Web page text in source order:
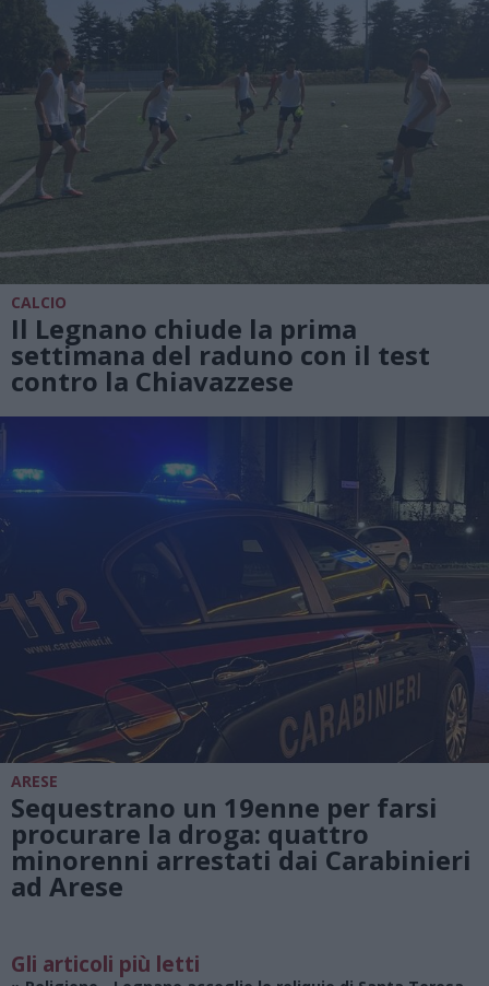
CALCIO
Il Legnano chiude la prima
settimana del raduno con il test
contro la Chiavazzese
ARESE
Sequestrano un 19enne per farsi
procurare la droga: quattro
minorenni arrestati dai Carabinieri
ad Arese
Gli articoli più letti